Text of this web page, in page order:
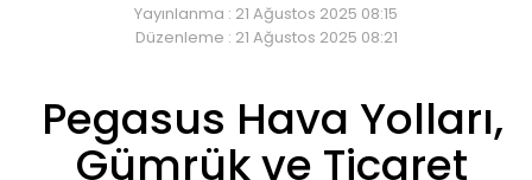
Yayınlanma : 21 Ağustos 2025 08:15
Düzenleme : 21 Ağustos 2025 08:21
Pegasus Hava Yolları,
Gümrük ve Ticaret